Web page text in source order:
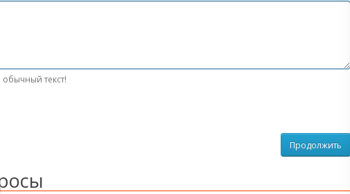
обычный текст!
Продолжить